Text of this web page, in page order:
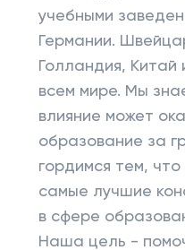
учебными
Германии.
Голландия, Китай
всем мире. Мы
влияние может
образование за
гордимся тем,
самые лучшие
в сфере
Наша цель -